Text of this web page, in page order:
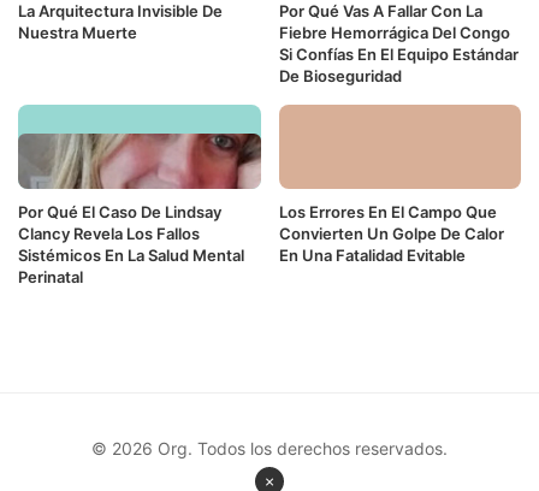
La Arquitectura Invisible De
Nuestra Muerte
Por Qué Vas A Fallar Con La
Fiebre Hemorrágica Del Congo
Si Confías En El Equipo Estándar
De Bioseguridad
Por Qué El Caso De Lindsay
Clancy Revela Los Fallos
Sistémicos En La Salud Mental
Perinatal
Los Errores En El Campo Que
Convierten Un Golpe De Calor
En Una Fatalidad Evitable
×
© 2026 Org. Todos los derechos reservados.